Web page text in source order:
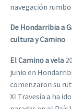
navegación rumbo
De Hondarribia a
cultura y Camino
El Camino a vela
junio en
comenzaron su
XI Travesía a ha